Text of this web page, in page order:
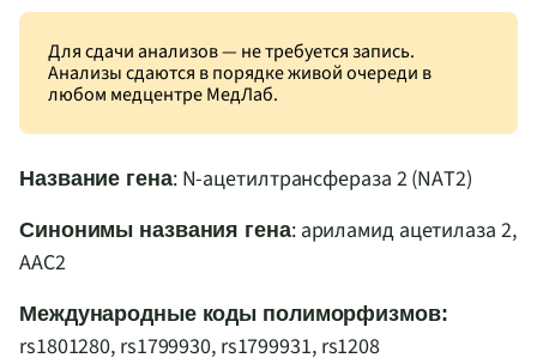
Для сдачи анализов — не требуется запись.
Анализы сдаются в порядке живой очереди в
любом медцентре МедЛаб.
Название гена: N-ацетилтрансфераза 2 (NAT2)
Синонимы названия гена: ариламид ацетилаза 2,
AAC2
Международные коды полиморфизмов:
rs1801280, rs1799930, rs1799931, rs1208